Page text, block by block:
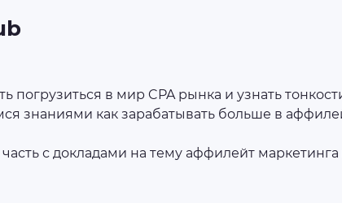
погрузиться в мир CPA рынка и узнать
знаниями как зарабатывать больше в
с докладами на тему аффилейт